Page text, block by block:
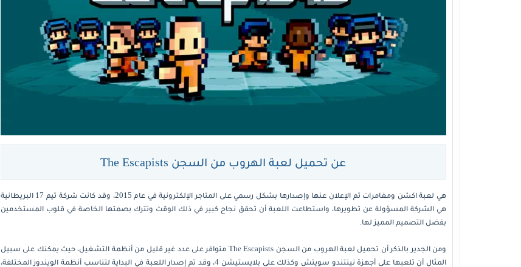
عن تحميل لعبة الهروب من السجن The Escapists
هي لعبة اكشن ومغامرات تم الإعلان عنها وإصدارها بشكل رسمي على المتاجر الإلكترونية في عام 2015، وقد كانت شركة تيم 17 البريطانية
هي الشركة المسؤولة عن تطويرها، واستطاعت اللعبة أن تحقق نجاح كبير في ذلك الوقت وتترك بصمتها الخاصة في قلوب المستخدمين
بفضل التصميم المميز لها.
ومن الجدير بالذكر أن تحميل لعبة الهروب من السجن The Escapists متوافر على عدد غير قليل من أنظمة التشغيل، حيث يمكنك على سبيل
المثال أن تلعبها على أجهزة نينتندو سويتش وكذلك على بلايستيشن 4، وقد تم إصدار اللعبة في البداية لتناسب أنظمة الويندوز المختلفة،